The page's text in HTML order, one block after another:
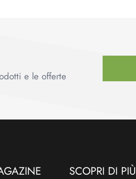
e le offerte
SCOPRI DI PIÙ